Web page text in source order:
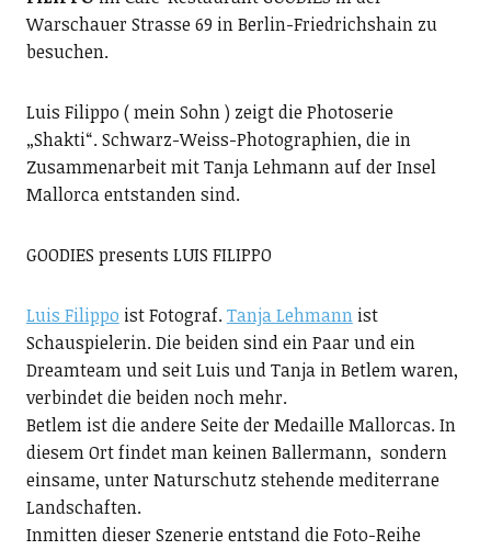
Warschauer Strasse 69 in Berlin-Friedrichshain zu
besuchen.
Luis Filippo ( mein Sohn ) zeigt die Photoserie
„Shakti“. Schwarz-Weiss-Photographien, die in
Zusammenarbeit mit Tanja Lehmann auf der Insel
Mallorca entstanden sind.
GOODIES presents LUIS FILIPPO
Luis Filippo ist Fotograf.Tanja Lehmannist
Schauspielerin. Die beiden sind ein Paar und ein
Dreamteam und seit Luis und Tanja in Betlem waren,
verbindet die beiden noch mehr.
Betlem ist die andere Seite der Medaille Mallorcas. In
diesem Ort findet man keinen Ballermann, sondern
einsame, unter Naturschutz stehende mediterrane
Landschaften.
Inmitten dieser Szenerie entstand die Foto-Reihe